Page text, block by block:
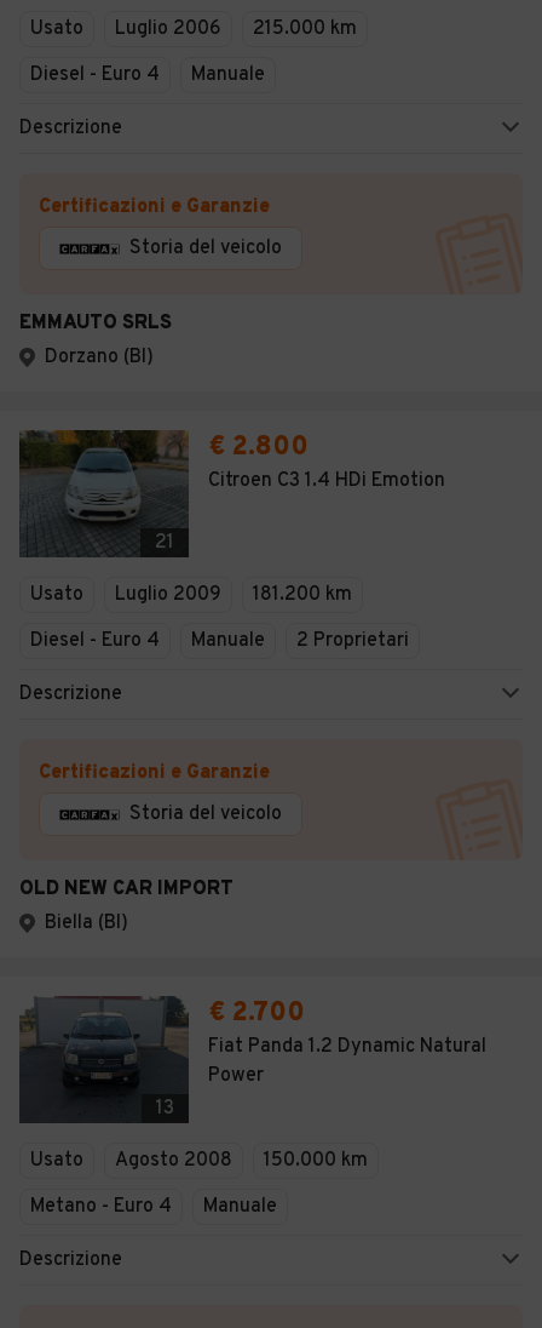
Usato Luglio 2006
215.000 km
Diesel - Euro 4
Manuale
Descrizione
Certificazioni e Garanzie
Storia del veicolo
EMMAUTO SRLS
Dorzano (BI)
21
€ 2.800
Citroen C3 1.4 HDi Emotion
Usato Luglio 2009
181.200 km
Diesel - Euro 4
Manuale 2 Proprietari
Descrizione
Certificazioni e Garanzie
Storia del veicolo
OLD NEW CAR IMPORT
Biella (BI)
13
€ 2.700
Fiat Panda 1.2 Dynamic Natural
Power
Usato Agosto 2008
150.000 km
Metano - Euro 4
Manuale
Descrizione